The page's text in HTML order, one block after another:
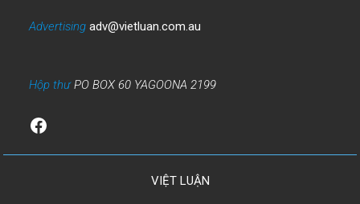
Advertising adv@vietluan.com.au
Hộp thưPO BOX 60 YAGOONA 2199
Facebook
VIỆT LUẬN